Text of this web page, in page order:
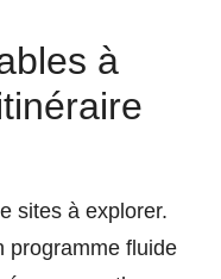
à
sites à explorer.
programme fluide